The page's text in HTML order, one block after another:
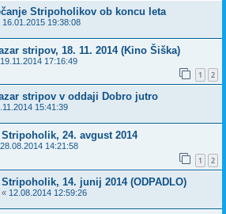
Stripoholikov ob koncu leta
16.01.2015 19:38:08
stripov, 18. 11. 2014 (Kino Šiška)
19.11.2014 17:16:49
1 2
stripov v oddaji Dobro jutro
15:41:39
24. avgust 2014
28.08.2014 14:21:58
1 2
14. junij 2014 (ODPADLO)
« 12.08.2014 12:59:26